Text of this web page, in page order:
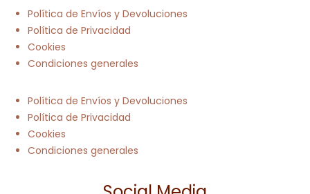
Política de Envíos y Devoluciones
Política de Privacidad
Cookies
Condiciones generales
Política de Envíos y Devoluciones
Política de Privacidad
Cookies
Condiciones generales